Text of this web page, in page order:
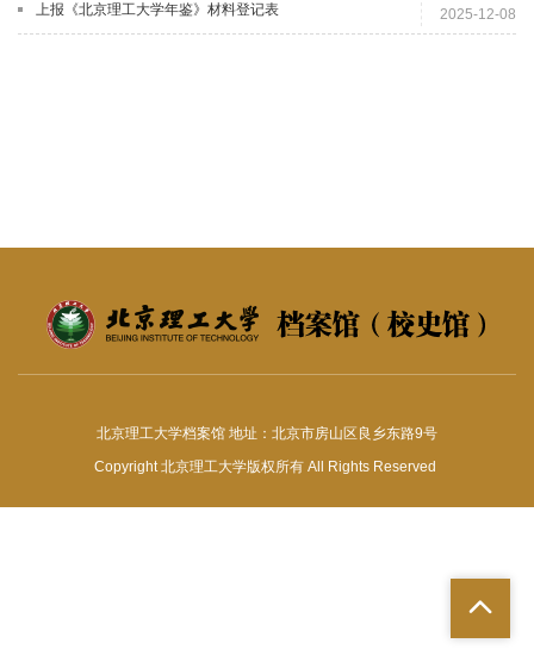
2025-12-08
上报《北京理工大学年鉴》材料登记表
北京理工大学档案馆 地址：北京市房山区良乡东路9号
Copyright 北京理工大学版权所有 All Rights Reserved